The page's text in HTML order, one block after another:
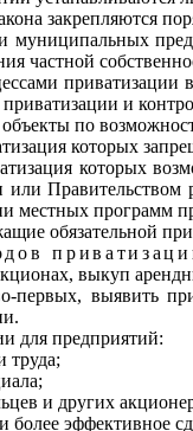
закрепляются
муниципальных
частной
и
объекты по
которых
которых
местных программ
обязательной
выкуп
первых, выявить
для предприятий:
труда;
и других
более эффективное